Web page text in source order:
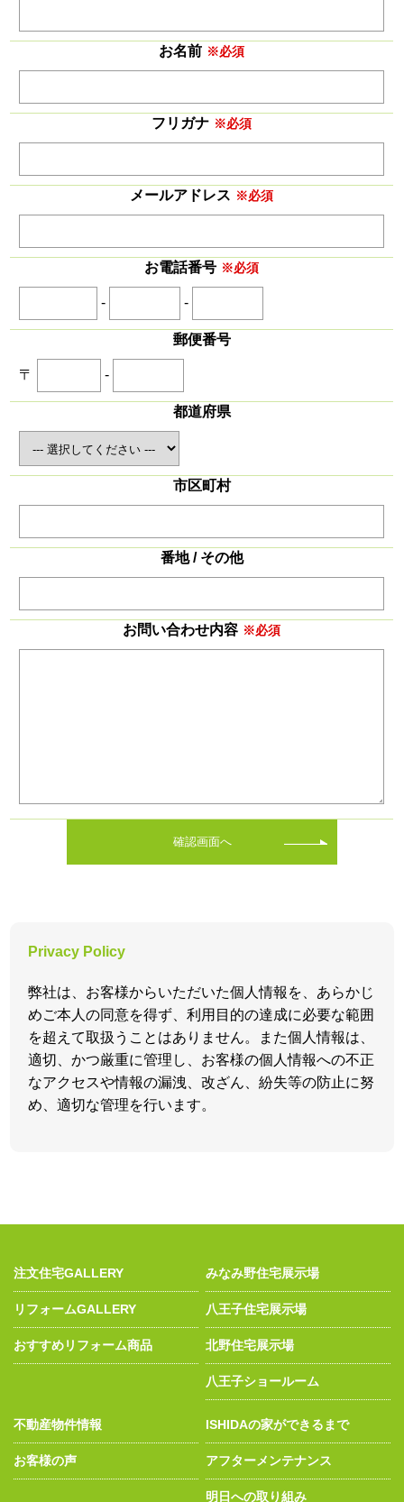
お名前 ※必須
フリガナ ※必須
メールアドレス ※必須
お電話番号 ※必須
- -
郵便番号
〒 -
都道府県
市区町村
番地 / その他
お問い合わせ内容 ※必須
確認画面へ
Privacy Policy
弊社は、お客様からいただいた個人情報を、あらかじ
めご本人の同意を得ず、利用目的の達成に必要な範囲
を超えて取扱うことはありません。また個人情報は、
適切、かつ厳重に管理し、お客様の個人情報への不正
なアクセスや情報の漏洩、改ざん、紛失等の防止に努
め、適切な管理を行います。
注文住宅GALLERY
リフォームGALLERY
おすすめリフォーム商品
みなみ野住宅展示場
八王子住宅展示場
北野住宅展示場
八王子ショールーム
不動産物件情報
お客様の声
ISHIDAの家ができるまで
アフターメンテナンス
明日への取り組み